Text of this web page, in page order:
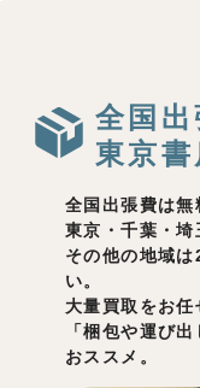
全国
東京
全国出張費は無
東京・千葉・埼
その他の地域
い。
大量買取をお任
「梱包や運び
おススメ。